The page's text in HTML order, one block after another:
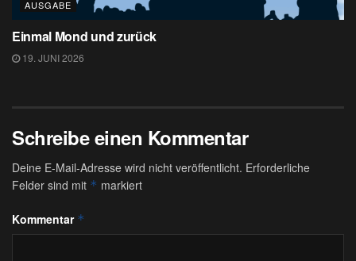
AUSGABE
Einmal Mond und zurück
19. JUNI 2026
Schreibe einen Kommentar
Deine E-Mail-Adresse wird nicht veröffentlicht. Erforderliche
Felder sind mit * markiert
Kommentar *